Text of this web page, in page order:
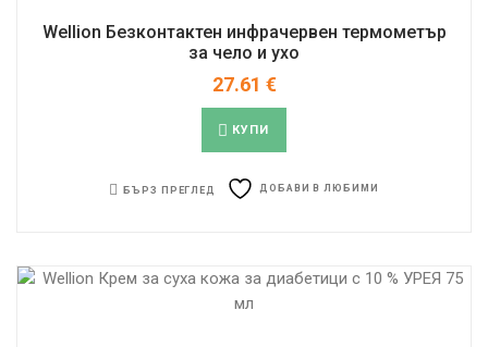
Wellion Безконтактен инфрачервен термометър
за чело и ухо
27.61 €
КУПИ
БЪРЗ ПРЕГЛЕД ДОБАВИ В ЛЮБИМИ